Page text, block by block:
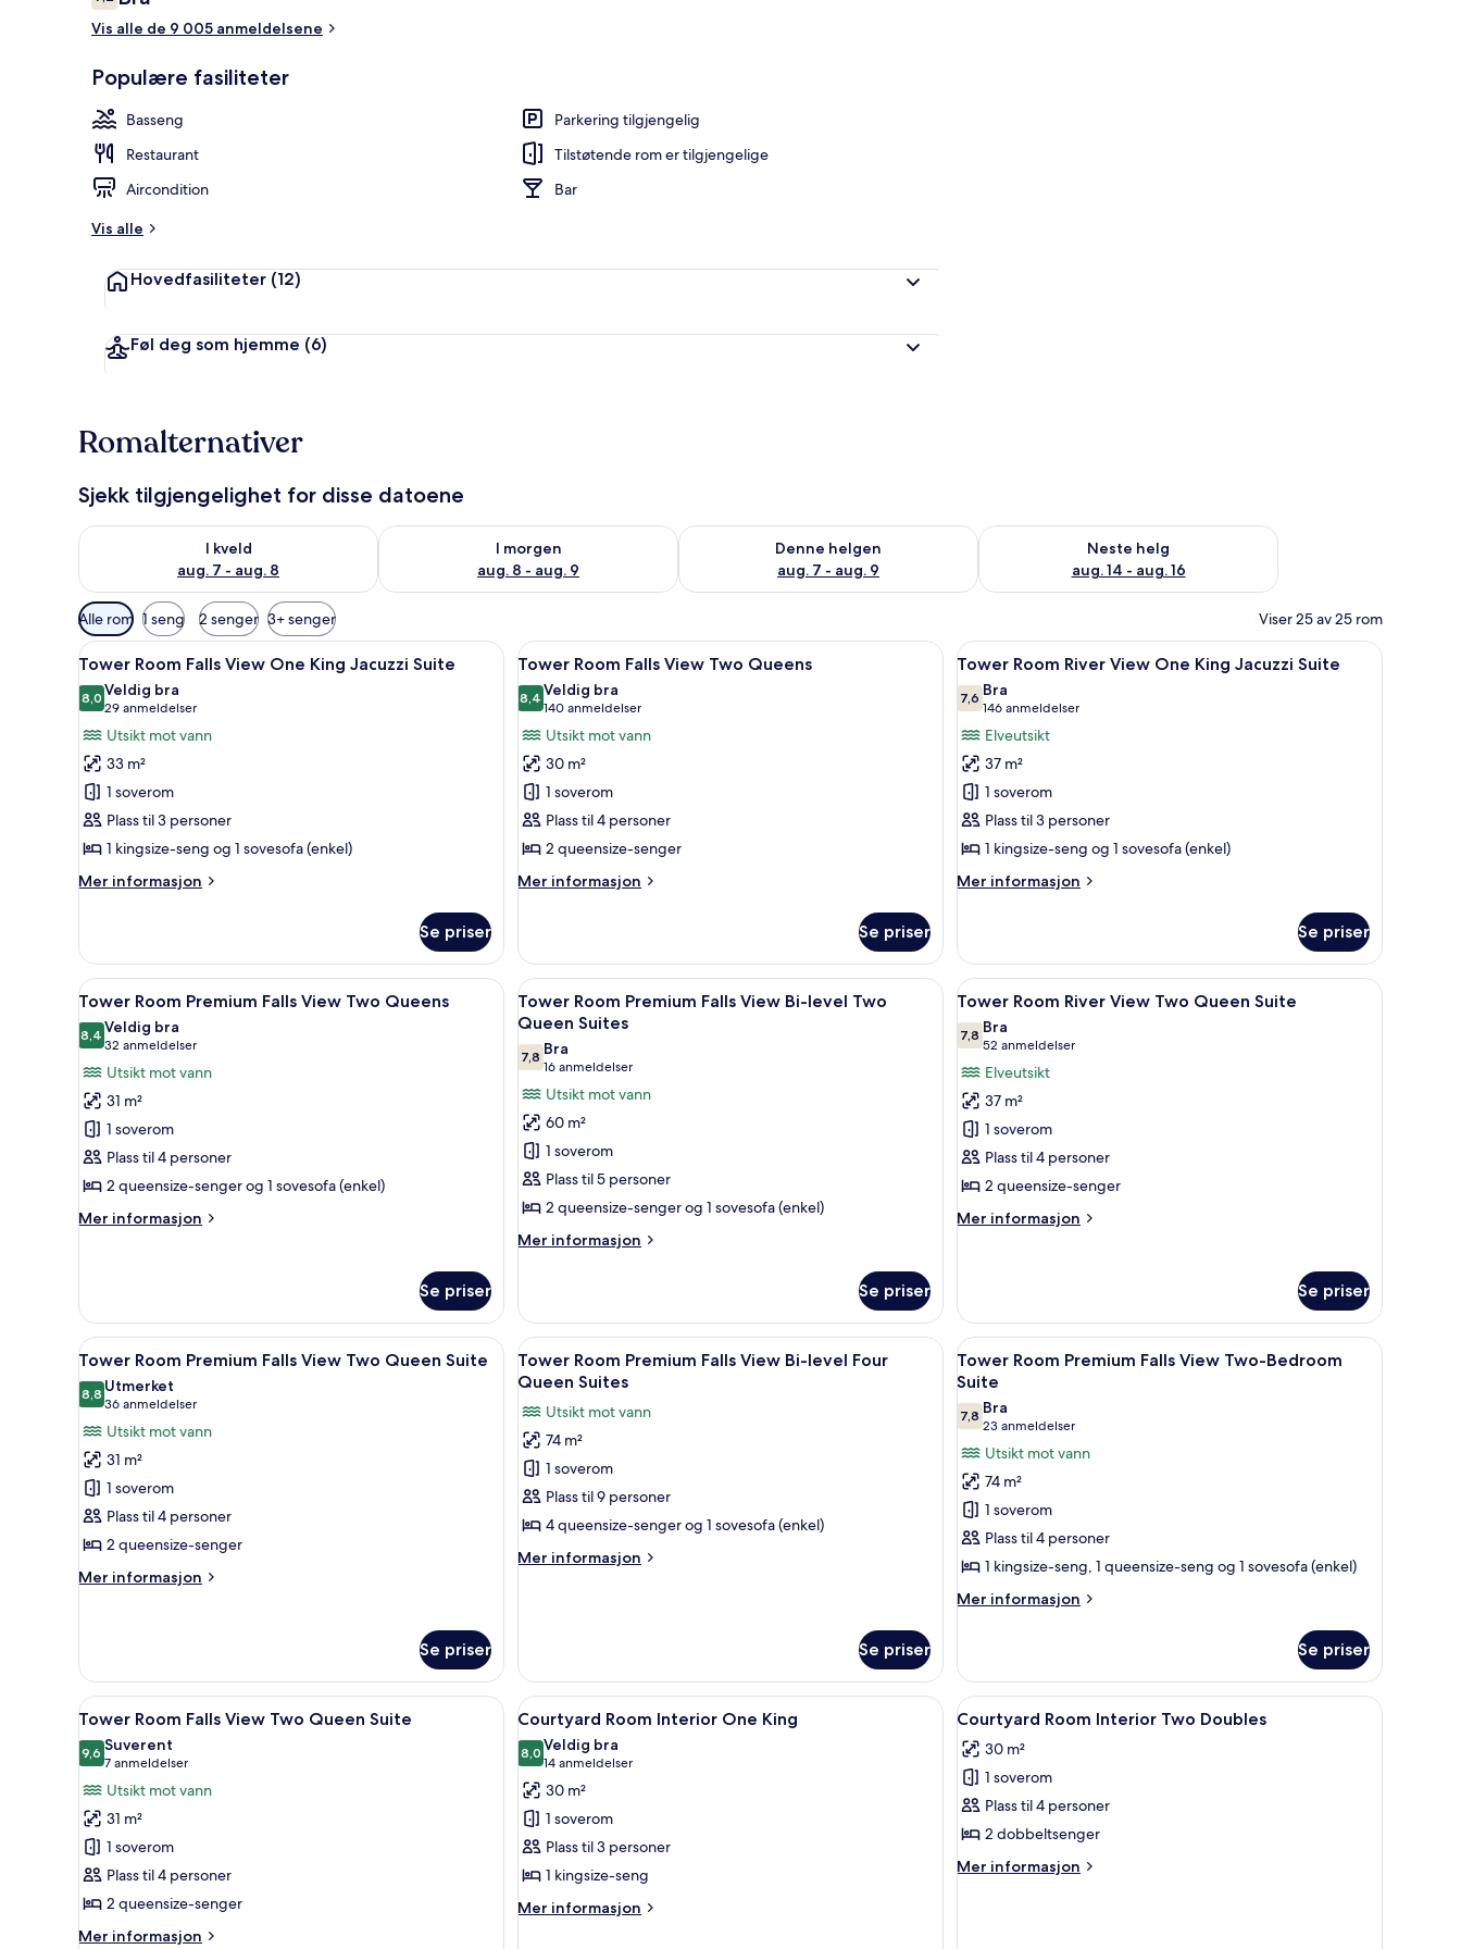
Vis alle de 9 005 anmeldelsene
Populære fasiliteter
Basseng
Parkering tilgjengelig
Restaurant
Tilstøtende rom er tilgjengelige
Aircondition
Bar
Vis alle
Hovedfasiliteter (12)
Føl deg som hjemme (6)
Romalternativer
Sjekk tilgjengelighet for disse datoene
I kveld
aug. 7 - aug. 8
Sjekk tilgjengelighet for i kveld, aug. 7 - aug. 8
I morgen
aug. 8 - aug. 9
Sjekk tilgjengelighet for i morgen, aug. 8 - aug. 9
Denne helgen
aug. 7 - aug. 9
Sjekk tilgjengelighet for denne helgen, aug. 7 - aug. 9
Neste helg
aug. 14 - aug. 16
Sjekk tilgjengelighet for neste helg, aug. 14 - aug. 16
Tilgjengelige
filtre
for
rom
Alle rom 1 seng 2 senger 3+ senger Viser 25 av 25 rom
Åpne
alle
bildene
av
Tower
Room Falls
View One
King
Jacuzzi
Suite
Skrivebord, blendingsgardiner, strykejern/-brett og sengetøy
6
Tower Room Falls View One King Jacuzzi Suite
8,08,0 av 10
Veldig bra
29 anmeldelser
(29
anmeldelser)
Utsikt mot vann
33 m²
1 soverom
Plass til 3 personer
1 kingsize-seng og 1 sovesofa (enkel)
Mer informasjon
Mer
Room Falls
View One
King
Jacuzzi
Suite
Se priser
Åpne
alle
bildene
av
Tower
Room Falls
View Two
Queens
Skrivebord, blendingsgardiner, strykejern/-brett og sengetøy
5
Tower Room Falls View Two Queens
8,48,4 av 10
Veldig bra
140 anmeldelser
(140
anmeldelser)
Utsikt mot vann
30 m²
1 soverom
Plass til 4 personer
2 queensize-senger
Mer informasjon
Mer
Room Falls
View Two
Queens
Se priser
Åpne
alle
bildene
av
Tower
Room River
View One
King
Jacuzzi
Suite
Skrivebord, blendingsgardiner, strykejern/-
6
Tower Room River View One King Jacuzzi Suite
7,67,6 av 10
Bra
146 anmeldelser
(146
anmeldelser)
Elveutsikt
37 m²
1 soverom
Plass til 3 personer
1 kingsize-seng og 1 sovesofa (enkel)
Mer informasjon
Mer
Room River
View One
King
Jacuzzi
Suite
Se priser
Åpne
alle
bildene
av
Tower
Room Premium
Falls
View Two
Queens
Skrivebord, blendingsgardiner, strykejern/-brett og sengetøy
4
Tower Room Premium Falls View Two Queens
8,48,4 av 10
Veldig bra
32 anmeldelser
(32
anmeldelser)
Utsikt mot vann
31 m²
1 soverom
Plass til 4 personer
2 queensize-senger og 1 sovesofa (enkel)
Mer informasjon
Mer
Falls
View Two
Queens
Se priser
Åpne
alle
bildene
av
Tower
Room Premium
Falls
View Bi-
level
Two
Queen
Skrivebord, blendingsgardiner, strykejern/-brett og sengetøy
3
Tower Room Premium Falls View Bi-level Two
Queen Suites
7,87,8 av 10
Bra
16 anmeldelser
(16
anmeldelser)
Utsikt mot vann
60 m²
1 soverom
Plass til 5 personer
2 queensize-senger og 1 sovesofa (enkel)
Mer informasjon
Mer
Room Premium
Falls
View Bi-
level
Queen
Suites
Se priser
Åpne
alle
bildene
av
Tower
Room River
View Two
Queen
Suite
5
Tower Room River View Two Queen Suite
7,87,8 av 10
Bra
52 anmeldelser
(52
anmeldelser)
Elveutsikt
37 m²
1 soverom
Plass til 4 personer
2 queensize-senger
Mer informasjon
Mer
View Two
Queen
Suite
Se priser
Åpne
alle
bildene
av
Tower
Room Premium
Falls
View Two
Queen
Suite
Skrivebord, blendingsgardiner, strykejern/-brett og sengetøy
4
Tower Room Premium Falls View Two Queen Suite
8,88,8 av 10
Utmerket
36 anmeldelser
(36
anmeldelser)
Utsikt mot vann
31 m²
1 soverom
Plass til 4 personer
2 queensize-senger
Mer informasjon
Mer
Falls
View Two
Queen
Se priser
Åpne
alle
av
Tower
Room Premium
Falls
View Bi-
level
Four
Skrivebord, blendingsgardiner, strykejern/-brett og sengetøy
3
Tower Room Premium Falls View Bi-level Four
Queen Suites
Utsikt mot vann
74 m²
1 soverom
Plass til 9 personer
4 queensize-senger og 1 sovesofa (enkel)
Mer informasjon
Mer
View Bi-
level
Four
Queen
Suites
Se priser
Åpne
alle
bildene
av
Tower
Room Premium
Falls
View Two-
Bedroom
Suite
Skrivebord, blendingsgardiner, strykejern/-
6
Tower Room Premium Falls View Two-Bedroom
Suite
7,87,8 av 10
Bra
23 anmeldelser
(23
anmeldelser)
Utsikt mot vann
74 m²
1 soverom
Plass til 4 personer
1 kingsize-seng, 1 queensize-seng og 1 sovesofa (enkel)
Mer informasjon
Mer
Room Premium
Falls
View Two-
Bedroom
Suite
Se priser
Åpne
alle
bildene
av
Tower
Room Falls
View Two
Queen
Suite
Skrivebord, blendingsgardiner, strykejern/-brett og sengetøy
4
Tower Room Falls View Two Queen Suite
9,69,6 av 10
Suverent
7 anmeldelser
(7
anmeldelser)
Utsikt mot vann
31 m²
1 soverom
Plass til 4 personer
2 queensize-senger
Mer informasjon
Mer
Åpne
alle
bildene
av
Courtyard
Room Interior
One
King
Skrivebord, blendingsgardiner, strykejern/-brett og sengetøy
5
Courtyard Room Interior One King
8,08,0 av 10
Veldig bra
14 anmeldelser
(14
anmeldelser)
30 m²
1 soverom
Plass til 3 personer
1 kingsize-seng
Mer informasjon
Mer
Åpne
alle
bildene
av
Courtyard
Room Interior
Two
Doubles
Skrivebord, blendingsgardiner, strykejern/-
5
Courtyard Room Interior Two Doubles
30 m²
1 soverom
Plass til 4 personer
2 dobbeltsenger
Mer informasjon
Mer